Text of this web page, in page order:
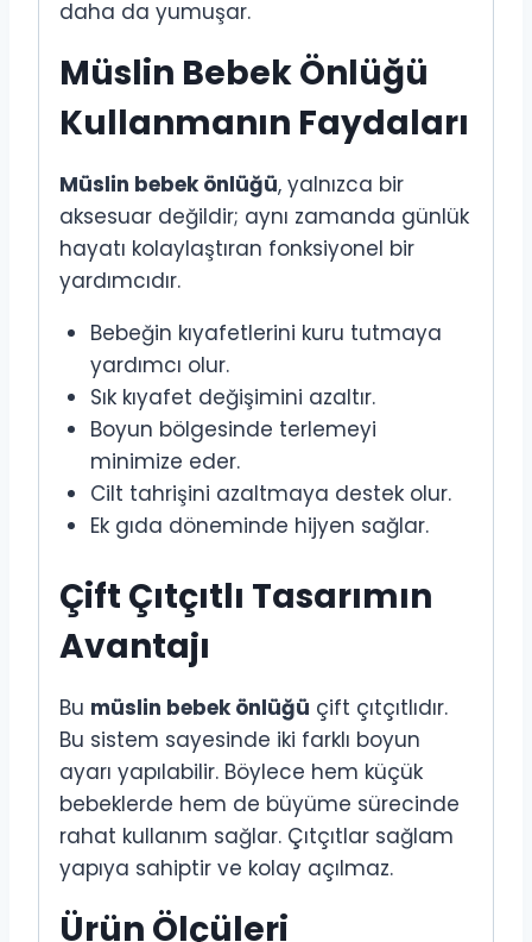
daha da yumuşar.
Müslin Bebek Önlüğü
Kullanmanın Faydaları
Müslin bebek önlüğü, yalnızca bir
aksesuar değildir; aynı zamanda günlük
hayatı kolaylaştıran fonksiyonel bir
yardımcıdır.
Bebeğin kıyafetlerini kuru tutmaya
yardımcı olur.
Sık kıyafet değişimini azaltır.
Boyun bölgesinde terlemeyi
minimize eder.
Cilt tahrişini azaltmaya destek olur.
Ek gıda döneminde hijyen sağlar.
Çift Çıtçıtlı Tasarımın
Avantajı
Bu müslin bebek önlüğü çift çıtçıtlıdır.
Bu sistem sayesinde iki farklı boyun
ayarı yapılabilir. Böylece hem küçük
bebeklerde hem de büyüme sürecinde
rahat kullanım sağlar. Çıtçıtlar sağlam
yapıya sahiptir ve kolay açılmaz.
Ürün Ölçüleri